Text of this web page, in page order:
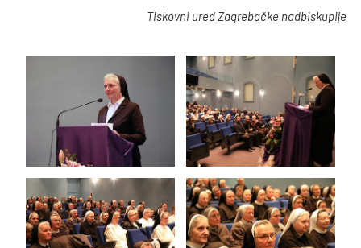
Tiskovni ured Zagrebačke nadbiskupije